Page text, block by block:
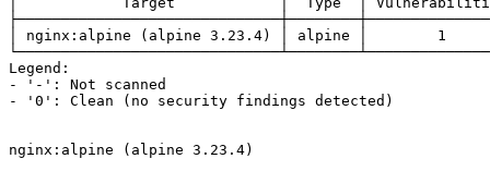
│ nginx:alpine ( alpine 3.23.4) │ alpine │ 1
-
'-'
-
'0' : Clean ( no security findings detected )
nginx:alpine ( alpine 3.23.4)